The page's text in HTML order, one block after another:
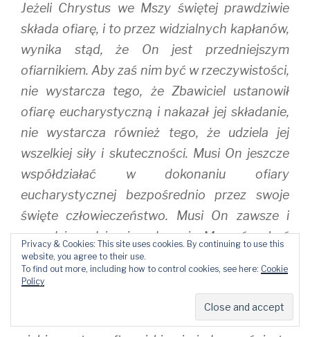
Jeżeli Chrystus we Mszy świętej prawdziwie
składa ofiarę, i to przez widzialnych kapłanów,
wynika stąd, że On jest przedniejszym
ofiarnikiem. Aby zaś nim być w rzeczywistości,
nie wystarcza tego, że Zbawiciel ustanowił
ofiarę eucharystyczną i nakazał jej składanie,
nie wystarcza również tego, że udziela jej
wszelkiej siły i skuteczności. Musi On jeszcze
współdziałać w dokonaniu ofiary
eucharystycznej bezpośrednio przez swoje
święte człowieczeństwo. Musi On zawsze i
wszędzie, gdzie się odprawia Msza św., być
czynny jako kapłan. Przez usta widzialnego
kapłana Chrystus zamienia przygotowane
chleb i wino w Ciało i Krew swoją, tj. przenosi
Ciało i Krew, swoje człowieczeństwo, samego
Privacy & Cookies: This site uses cookies. By continuing to use this
website, you agree to their use.
To find out more, including how to control cookies, see here: Cookie
Policy